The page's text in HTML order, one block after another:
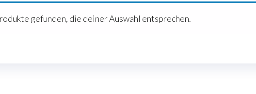
gefunden, die deiner Auswahl entsprechen.